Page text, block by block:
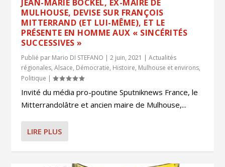
JEAN-MARIE BOCKEL, EX-MAIRE DE
MULHOUSE, DEVISE SUR FRANÇOIS
MITTERRAND (ET LUI-MÊME), ET LE
PRÉSENTE EN HOMME AUX « SINCÉRITÉS
SUCCESSIVES »
Publié par Mario DI STEFANO |2 juin, 2021 |Actualités
régionales,Alsace, Démocratie, Histoire, Mulhouse et environs,
Politique |
Invité du média pro-poutine Sputniknews France, le
Mitterrandolâtre et ancien maire de Mulhouse,...
LIRE PLUS